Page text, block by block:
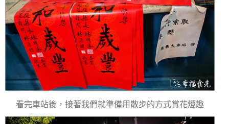
看完車站後，接著我們就準備用散步的方式賞花燈趣